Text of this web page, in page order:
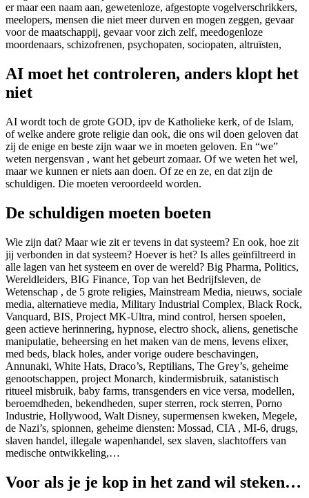
er maar een naam aan, gewetenloze, afgestopte vogelverschrikkers,
meelopers, mensen die niet meer durven en mogen zeggen, gevaar
voor de maatschappij, gevaar voor zich zelf, meedogenloze
moordenaars, schizofrenen, psychopaten, sociopaten, altruïsten,
AI moet het controleren, anders klopt het
niet
AI wordt toch de grote GOD, ipv de Katholieke kerk, of de Islam,
of welke andere grote religie dan ook, die ons wil doen geloven dat
zij de enige en beste zijn waar we in moeten geloven. En “we”
weten nergensvan , want het gebeurt zomaar. Of we weten het wel,
maar we kunnen er niets aan doen. Of ze en ze, en dat zijn de
schuldigen. Die moeten veroordeeld worden.
De schuldigen moeten boeten
Wie zijn dat? Maar wie zit er tevens in dat systeem? En ook, hoe zit
jij verbonden in dat systeem? Hoever is het? Is alles geïnfiltreerd in
alle lagen van het systeem en over de wereld? Big Pharma, Politics,
Wereldleiders, BIG Finance, Top van het Bedrijfsleven, de
Wetenschap , de 5 grote religies, Mainstream Media, nieuws, sociale
media, alternatieve media, Military Industrial Complex, Black Rock,
Vanquard, BIS, Project MK-Ultra, mind control, hersen spoelen,
geen actieve herinnering, hypnose, electro shock, aliens, genetische
manipulatie, beheersing en het maken van de mens, levens elixer,
med beds, black holes, ander vorige oudere beschavingen,
Annunaki, White Hats, Draco’s, Reptilians, The Grey’s, geheime
genootschappen, project Monarch, kindermisbruik, satanistisch
ritueel misbruik, baby farms, transgenders en vice versa, modellen,
beroemdheden, bekendheden, super sterren, rock sterren, Porno
Industrie, Hollywood, Walt Disney, supermensen kweken, Megele,
de Nazi’s, spionnen, geheime diensten: Mossad, CIA , MI-6, drugs,
slaven handel, illegale wapenhandel, sex slaven, slachtoffers van
medische ontwikkeling,…
Voor als je je kop in het zand wil steken…